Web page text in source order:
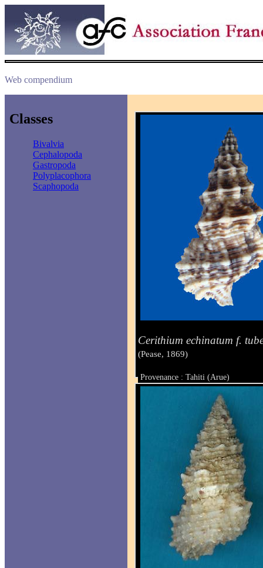
Web compendium
Classes
Bivalvia
Cephalopoda
Gastropoda
Polyplacophora
Scaphopoda
Cerithium echinatum f.
(Pease, 1869)
Provenance : Tahiti (Arue)
Taille : 32.4 mm